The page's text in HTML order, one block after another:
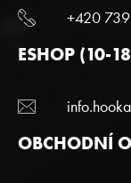
+420
ESHOP (10-
OBCHODNÍ